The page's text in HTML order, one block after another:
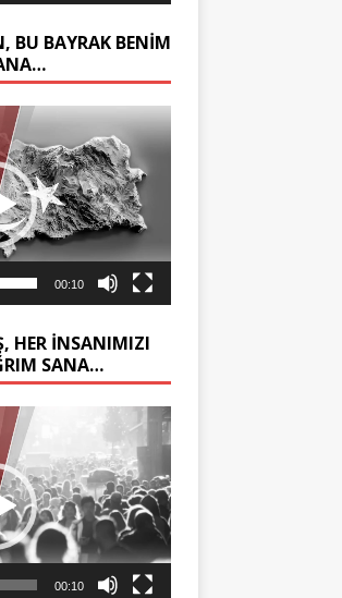
BU BAYRAK BENİM
00:10
HER İNSANIMIZI
SANA…
00:10